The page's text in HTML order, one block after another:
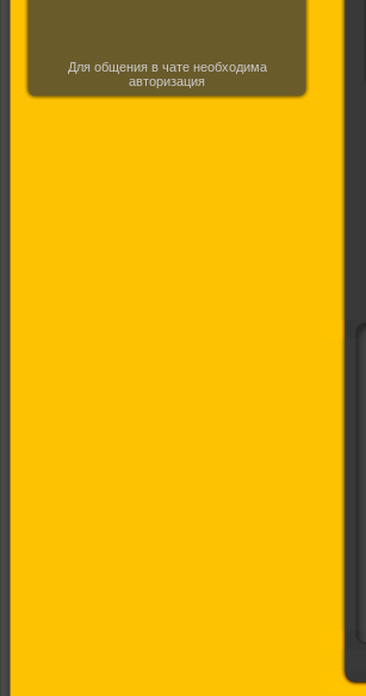
Для общения в чате необходима
авторизация